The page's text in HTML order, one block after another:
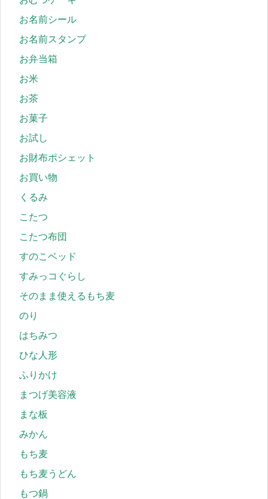
お名前シール
お名前スタンプ
お弁当箱
お米
お茶
お菓子
お試し
お財布ポシェット
お買い物
くるみ
こたつ
こたつ布団
すのこベッド
すみっコぐらし
そのまま使えるもち麦
のり
はちみつ
ひな人形
ふりかけ
まつげ美容液
まな板
みかん
もち麦
もち麦うどん
もつ鍋